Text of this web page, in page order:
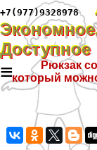
+7(977)9328978
≡
Рюкзак
который